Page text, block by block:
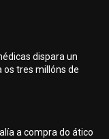
dispara un
os tres millóns de
a compra do ático